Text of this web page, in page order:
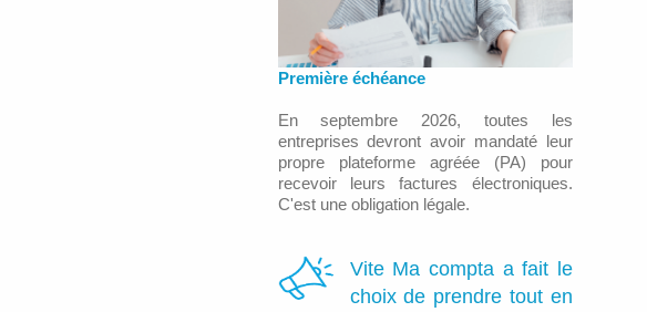
Première échéance
En septembre 2026, toutes les
entreprises devront avoir mandaté leur
propre plateforme agréée (PA) pour
recevoir leurs factures électroniques.
C'est une obligation légale.
Vite Ma compta a fait le
choix de prendre tout en